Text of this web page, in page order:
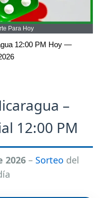
Para Hoy
12:00 PM Hoy —
–
12:00 PM
2026– Sorteo del